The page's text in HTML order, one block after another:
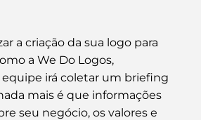
a criação da sua logo para
a We Do Logos,
irá coletar um briefing
mais é que informações
seu negócio, os valores e